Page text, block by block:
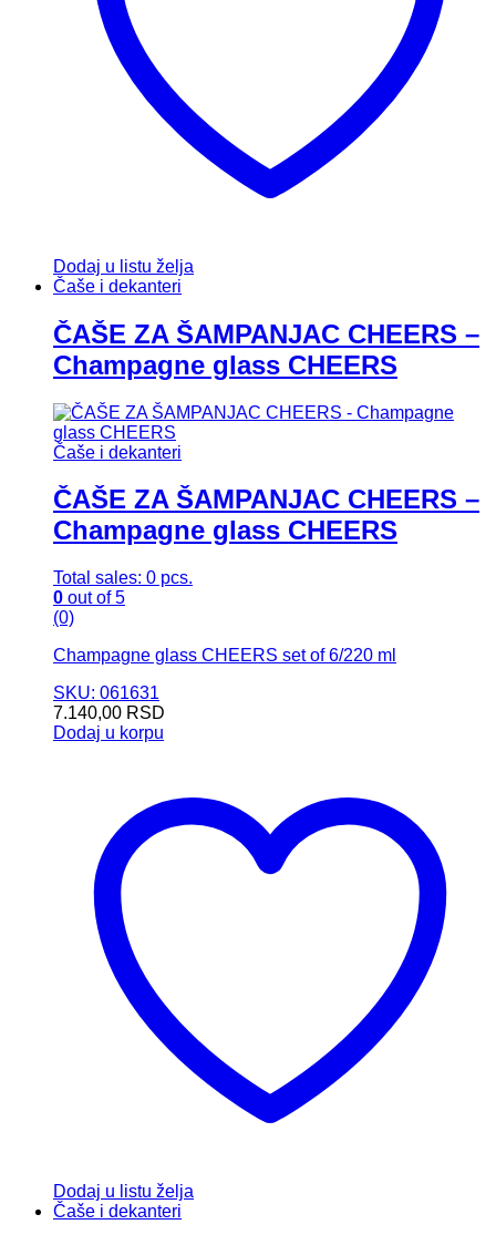
Dodaj u listu želja
Čaše i dekanteri
ČAŠE ZA ŠAMPANJAC CHEERS –
Champagne glass CHEERS
Čaše i dekanteri
ČAŠE ZA ŠAMPANJAC CHEERS –
Champagne glass CHEERS
Total sales: 0 pcs.
0 out of 5
(0)
Champagne glass CHEERS set of 6/220 ml
SKU: 061631
7.140,00 RSD
Dodaj u korpu
Dodaj u listu želja
Čaše i dekanteri